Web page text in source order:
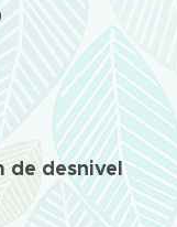
de desnivel